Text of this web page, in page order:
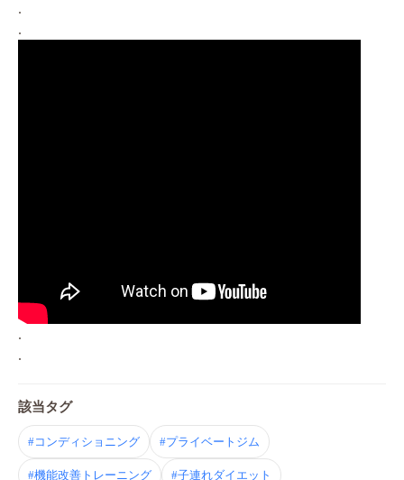
.
.
.
.
該当タグ
#コンディショニング #プライベートジム
#機能改善トレーニング #子連れダイエット